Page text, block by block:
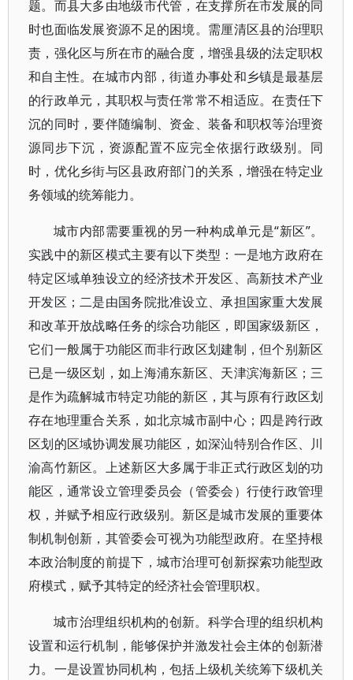
题。而县大多由地级市代管，在支撑所在市发展的同
时也面临发展资源不足的困境。需厘清区县的治理职
责，强化区与所在市的融合度，增强县级的法定职权
和自主性。在城市内部，街道办事处和乡镇是最基层
的行政单元，其职权与责任常常不相适应。在责任下
沉的同时，要伴随编制、资金、装备和职权等治理资
源同步下沉，资源配置不应完全依据行政级别。同
时，优化乡街与区县政府部门的关系，增强在特定业
务领域的统筹能力。
城市内部需要重视的另一种构成单元是“新区”。
实践中的新区模式主要有以下类型：一是地方政府在
特定区域单独设立的经济技术开发区、高新技术产业
开发区；二是由国务院批准设立、承担国家重大发展
和改革开放战略任务的综合功能区，即国家级新区，
它们一般属于功能区而非行政区划建制，但个别新区
已是一级区划，如上海浦东新区、天津滨海新区；三
是作为疏解城市特定功能的新区，其与原有行政区划
存在地理重合关系，如北京城市副中心；四是跨行政
区划的区域协调发展功能区，如深汕特别合作区、川
渝高竹新区。上述新区大多属于非正式行政区划的功
能区，通常设立管理委员会（管委会）行使行政管理
权，并赋予相应行政级别。新区是城市发展的重要体
制机制创新，其管委会可视为功能型政府。在坚持根
本政治制度的前提下，城市治理可创新探索功能型政
府模式，赋予其特定的经济社会管理职权。
城市治理组织机构的创新。科学合理的组织机构
设置和运行机制，能够保护并激发社会主体的创新潜
力。一是设置协同机构，包括上级机关统筹下级机关